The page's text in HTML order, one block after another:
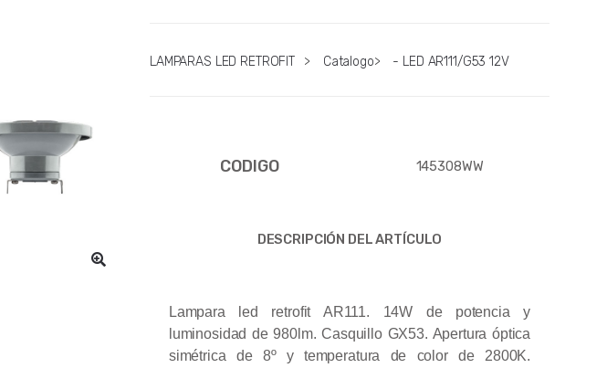
LAMPARAS LED RETROFIT > Catalogo> - LED AR111/G53 12V
CODIGO 145308WW
DESCRIPCIÓN DEL ARTÍCULO
Lampara led retrofit AR111. 14W de potencia y
luminosidad de 980lm. Casquillo GX53. Apertura óptica
simétrica de 8º y temperatura de color de 2800K.